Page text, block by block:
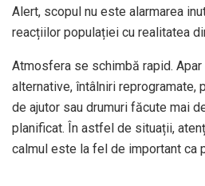
Alert, scopul nu este alarmarea
reacțiilor populației cu realitatea
Atmosfera se schimbă rapid.
alternative, întâlniri reprogramate,
de ajutor sau drumuri făcute mai
planificat. În astfel de situații,
calmul este la fel de important ca